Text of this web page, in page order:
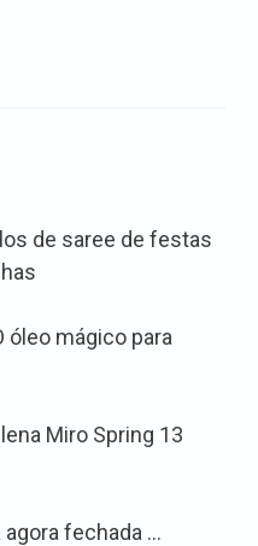
de saree de festas
óleo mágico para
Miro Spring 13
agora fechada …